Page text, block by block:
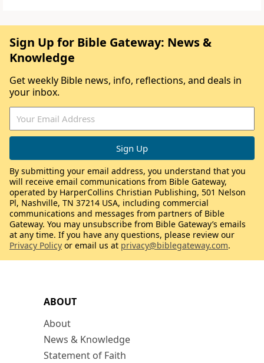
ABOUT
About
News & Knowledge
Statement of Faith
Sign Up for Bible Gateway: News &
Knowledge
Get weekly Bible news, info, reflections, and deals in
your inbox.
By submitting your email address, you understand that you
will receive email communications from Bible Gateway,
operated by HarperCollins Christian Publishing, 501 Nelson
Pl, Nashville, TN 37214 USA, including commercial
communications and messages from partners of Bible
Gateway. You may unsubscribe from Bible Gateway’s emails
at any time. If you have any questions, please review our
Privacy Policy or email us at privacy@biblegateway.com.